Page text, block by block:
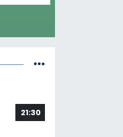
21:30